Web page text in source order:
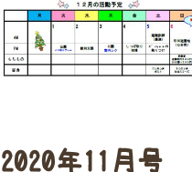
2020年11月号